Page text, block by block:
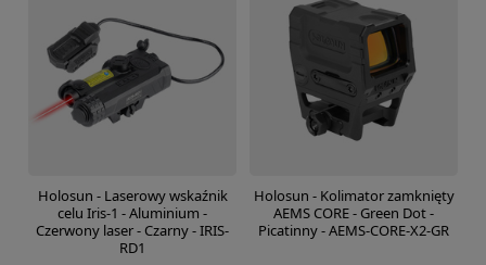
Holosun - Laserowy wskaźnik
celu Iris-1 - Aluminium -
Czerwony laser - Czarny - IRIS-
RD1
Holosun - Kolimator zamknięty
AEMS CORE - Green Dot -
Picatinny - AEMS-CORE-X2-GR